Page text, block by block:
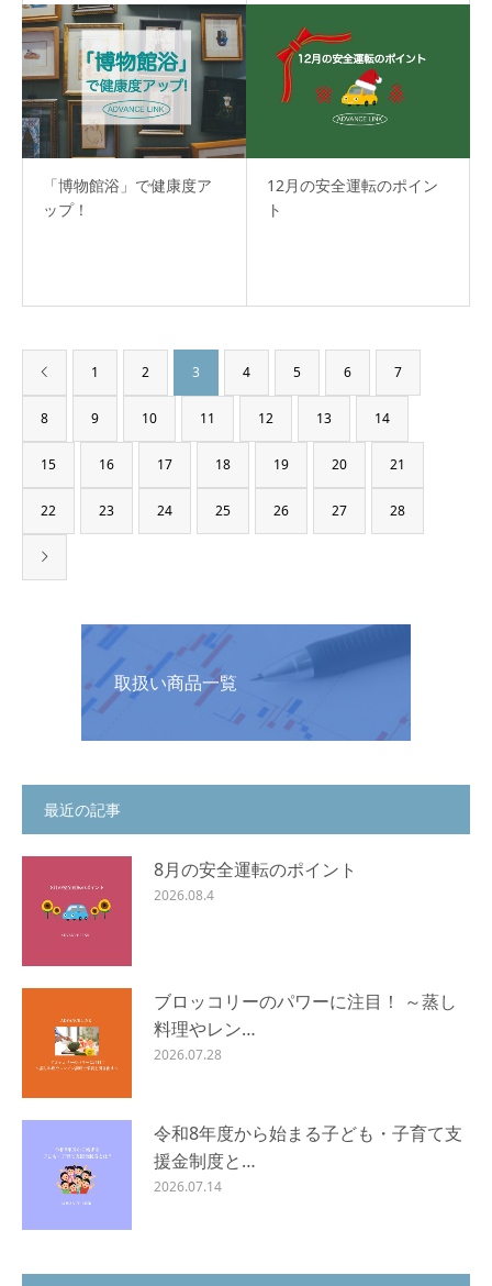
「博物館浴」で健康度ア
ップ！
12月の安全運転のポイン
ト
1 2 3 4 5 6 7
8 9 10 11 12 13 14
15 16 17 18 19 20 21
22 23 24 25 26 27 28
取扱い商品一覧
最近の記事
8月の安全運転のポイント
2026.08.4
ブロッコリーのパワーに注目！ ～蒸し
料理やレン…
2026.07.28
令和8年度から始まる子ども・子育て支
援金制度と…
2026.07.14